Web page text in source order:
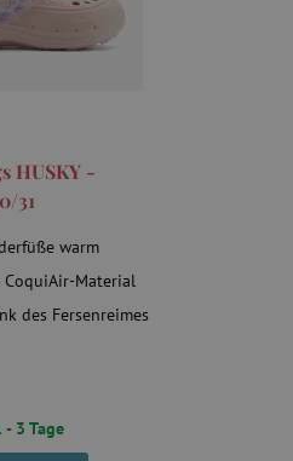
HUSKY -
31
warm
Material
des Fersenreimes
3 Tage